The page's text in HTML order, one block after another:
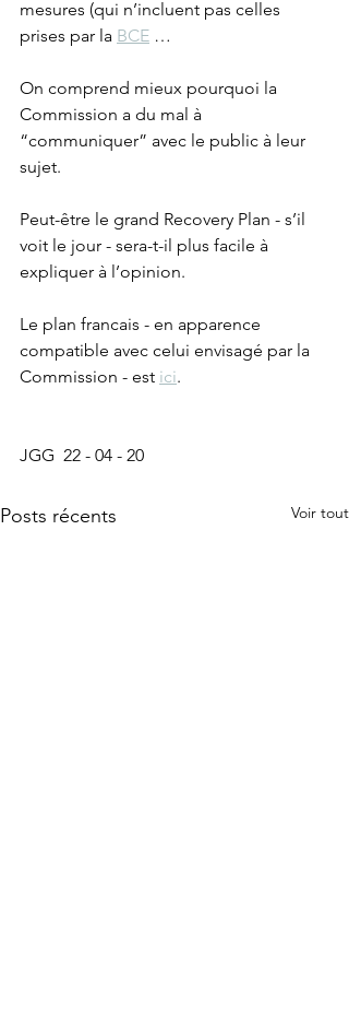
mesures (qui n’incluent pas celles
prises par la BCE …
On comprend mieux pourquoi la
Commission a du mal à
“communiquer” avec le public à leur
sujet.
Peut-être le grand Recovery Plan - s’il
voit le jour - sera-t-il plus facile à
expliquer à l’opinion.
Le plan francais - en apparence
compatible avec celui envisagé par la
Commission - est ici.
JGG  22 - 04 - 20
Posts récents Voir tout